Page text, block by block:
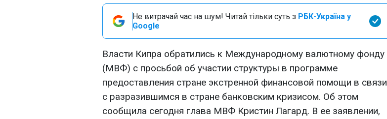
Не витрачай час на шум! Читай тільки суть з РБК-Україна у
Google
Власти Кипра обратились к Международному валютному фонду
(МВФ) с просьбой об участии структуры в программе
предоставления стране экстренной финансовой помощи в связи
с разразившимся в стране банковским кризисом. Об этом
сообщила сегодня глава МВФ Кристин Лагард. В ее заявлении,